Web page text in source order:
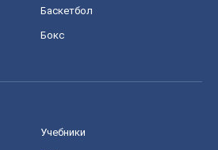
Баскетбол
Бокс
Учебники